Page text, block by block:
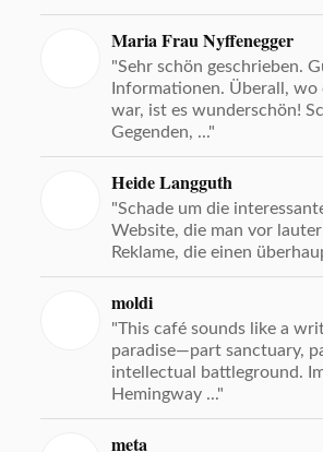
Maria Frau Nyffenegger
"Sehr schön geschrieben.
Informationen. Überall, wo
war, ist es wunderschön!
Gegenden, ..."
Heide Langguth
"Schade um die
Website, die man vor lauter
Reklame, die einen
moldi
"This café sounds like a
paradise—part sanctuary,
intellectual battleground.
Hemingway ..."
meta